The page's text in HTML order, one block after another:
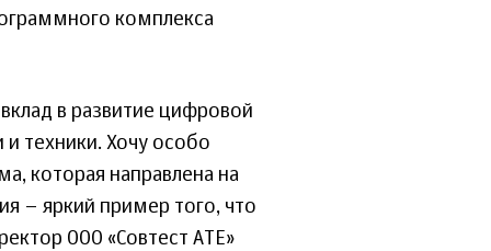
комплекса
в развитие цифровой
техники. Хочу особо
которая направлена на
– яркий пример того, что
ООО «Совтест АТЕ»